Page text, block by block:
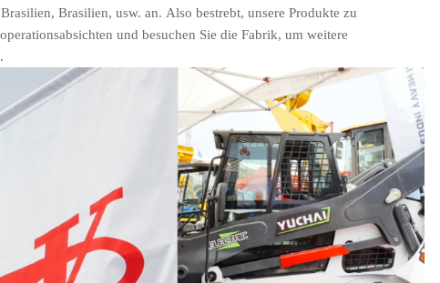
Brasilien, usw. an. Also bestrebt, unsere Produkte zu
und besuchen Sie die Fabrik, um weitere